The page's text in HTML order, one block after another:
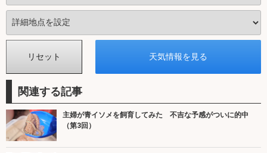
関連する記事
主婦が青イソメを飼育してみた 不吉な予感がついに的中
（第3回）